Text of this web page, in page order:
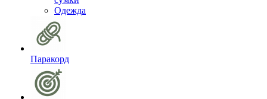
Одежда
Паракорд